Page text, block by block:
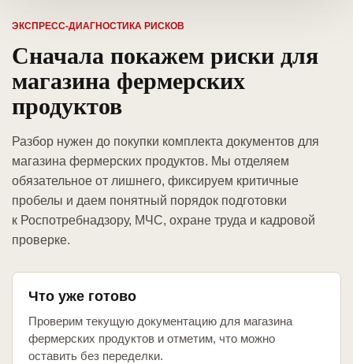
ЭКСПРЕСС-ДИАГНОСТИКА РИСКОВ
Сначала покажем риски для
магазина фермерских
продуктов
Разбор нужен до покупки комплекта документов для
магазина фермерских продуктов. Мы отделяем
обязательное от лишнего, фиксируем критичные
пробелы и даем понятный порядок подготовки
к Роспотребнадзору, МЧС, охране труда и кадровой
проверке.
Что уже готово
Проверим текущую документацию для магазина
фермерских продуктов и отметим, что можно
оставить без переделки.